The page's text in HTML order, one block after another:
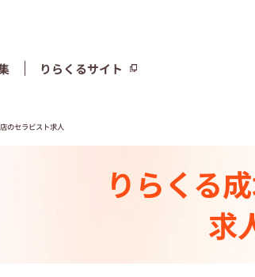
りらくるサイト
りらくるサイト
セラピストストーリー⼀覧
トレーニング制度
のセラピスト求人
りらくる
求